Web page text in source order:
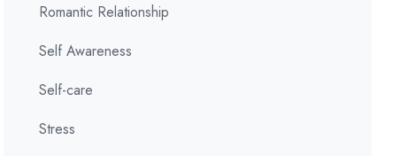
Romantic Relationship
Self Awareness
Self-care
Stress